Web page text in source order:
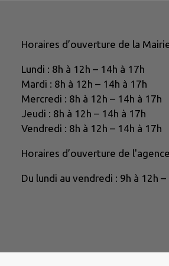
Horaires d’ouverture de la
Lundi : 8h à 12h – 14h à 17h
Mardi : 8h à 12h – 14h à 17h
Mercredi : 8h à 12h – 14h à 17h
Jeudi : 8h à 12h – 14h à 17h
Vendredi : 8h à 12h – 14h à 17h
Horaires d’ouverture de
Du lundi au vendredi : 9h à 12h